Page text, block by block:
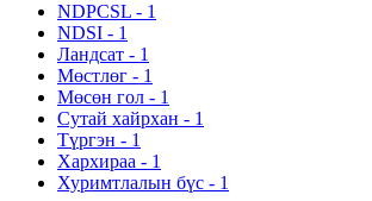
NDPCSL - 1
NDSI - 1
Ландсат - 1
Мөстлөг - 1
Мөсөн гол - 1
Сутай хайрхан - 1
Түргэн - 1
Хархираа - 1
Хуримтлалын бүс - 1